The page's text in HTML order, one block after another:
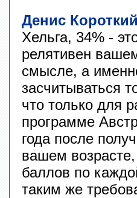
Денис Короткий
Хельга, 34% -
релятивен
смысле, а
засчитываться
что только для
программе
года после
вашем
баллов по
таким же